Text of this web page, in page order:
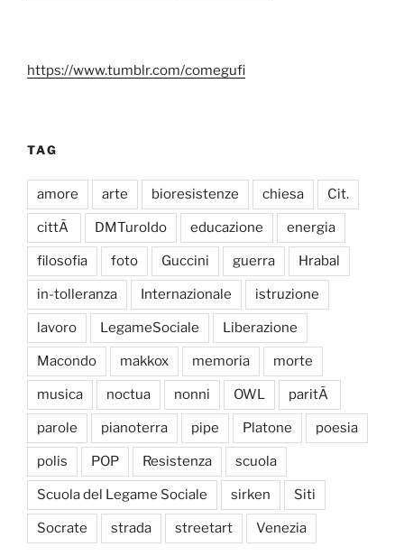
https://www.tumblr.com/comegufi
TAG
amore arte bioresistenze chiesa Cit.
cittÃ DMTuroldo educazione energia
filosofia foto Guccini guerra Hrabal
in-tolleranza Internazionale istruzione
lavoro LegameSociale Liberazione
Macondo makkox memoria morte
musica noctua nonni OWL paritÃ
parole pianoterra pipe Platone poesia
polis POP Resistenza scuola
Scuola del Legame Sociale sirken Siti
Socrate strada streetart Venezia